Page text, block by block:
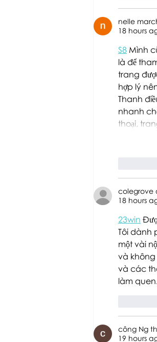
nelle
18 hours
S8 Mình
là để
trang
hợp lý
Thanh
nhanh
thoại,
colegrove
18 hours
23win
Tôi dành
một vài
và không
và các
làm
công Ng th
19 hours